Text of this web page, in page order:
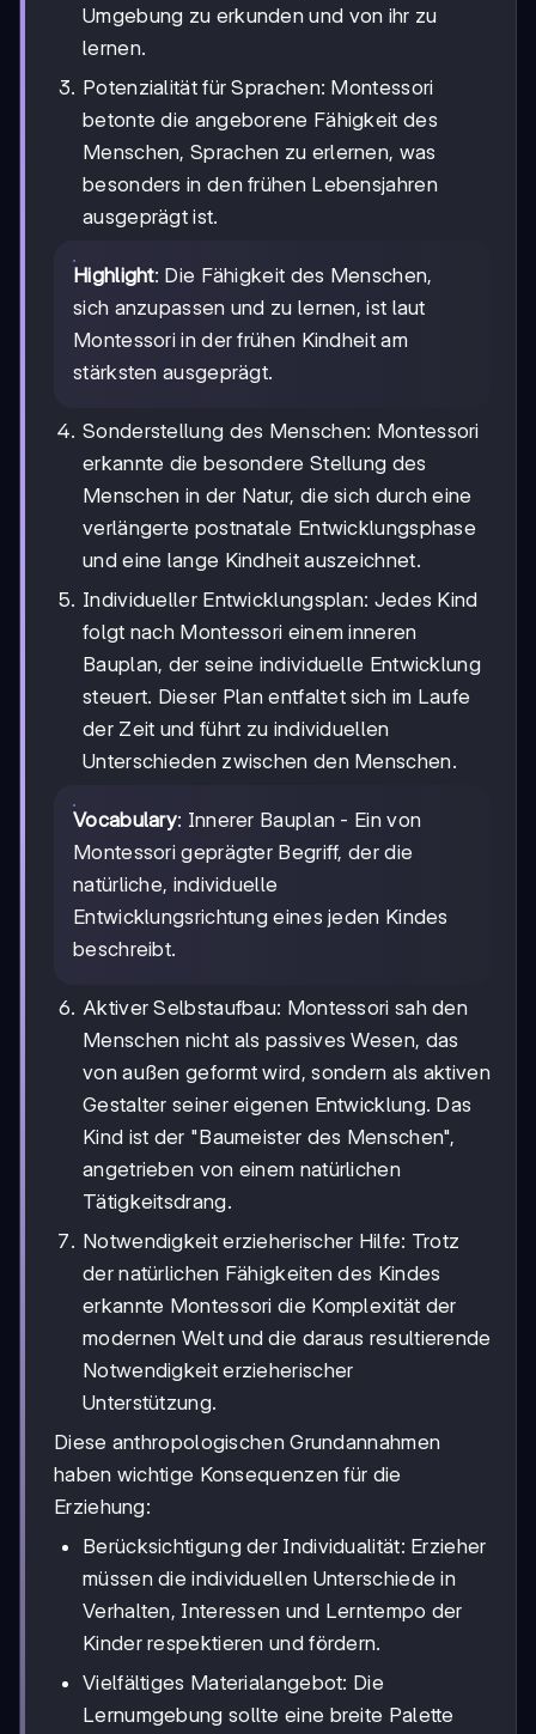
Umgebung zu erkunden und von ihr zu
lernen.
Potenzialität für Sprachen: Montessori
betonte die angeborene Fähigkeit des
Menschen, Sprachen zu erlernen, was
besonders in den frühen Lebensjahren
ausgeprägt ist.
Highlight: Die Fähigkeit des Menschen,
sich anzupassen und zu lernen, ist laut
Montessori in der frühen Kindheit am
stärksten ausgeprägt.
Sonderstellung des Menschen: Montessori
erkannte die besondere Stellung des
Menschen in der Natur, die sich durch eine
verlängerte postnatale Entwicklungsphase
und eine lange Kindheit auszeichnet.
Individueller Entwicklungsplan: Jedes Kind
folgt nach Montessori einem inneren
Bauplan, der seine individuelle Entwicklung
steuert. Dieser Plan entfaltet sich im Laufe
der Zeit und führt zu individuellen
Unterschieden zwischen den Menschen.
Vocabulary: Innerer Bauplan - Ein von
Montessori geprägter Begriff, der die
natürliche, individuelle
Entwicklungsrichtung eines jeden Kindes
beschreibt.
Aktiver Selbstaufbau: Montessori sah den
Menschen nicht als passives Wesen, das
von außen geformt wird, sondern als aktiven
Gestalter seiner eigenen Entwicklung. Das
Kind ist der "Baumeister des Menschen",
angetrieben von einem natürlichen
Tätigkeitsdrang.
Notwendigkeit erzieherischer Hilfe: Trotz
der natürlichen Fähigkeiten des Kindes
erkannte Montessori die Komplexität der
modernen Welt und die daraus resultierende
Notwendigkeit erzieherischer
Unterstützung.
Diese anthropologischen Grundannahmen
haben wichtige Konsequenzen für die
Erziehung:
Berücksichtigung der Individualität: Erzieher
müssen die individuellen Unterschiede in
Verhalten, Interessen und Lerntempo der
Kinder respektieren und fördern.
Vielfältiges Materialangebot: Die
Lernumgebung sollte eine breite Palette